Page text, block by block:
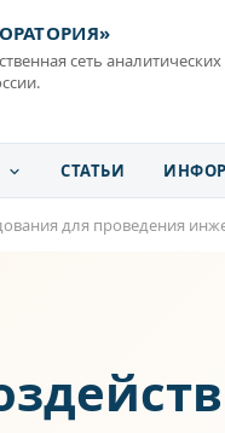
сеть
СТАТЬИ
для проведения